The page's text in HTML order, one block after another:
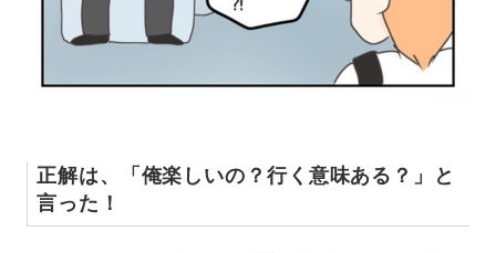
正解は、「俺楽しいの？行く意味ある？」と
言った！